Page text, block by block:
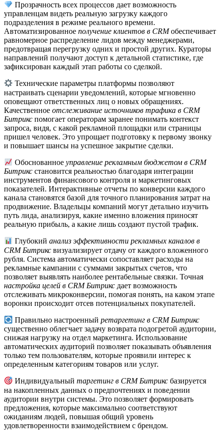
Прозрачность всех процессов дает возможность
управленцам видеть реальную загрузку каждого
подразделения в режиме реального времени.
Автоматизированное получение клиентов в CRMобеспечивает
равномерное распределение лидов между менеджерами,
предотвращая перегрузку одних и простой других. Кураторы
направлений получают доступ к детальной статистике, где
зафиксирован каждый этап работы со сделкой.
Технические параметры платформы позволяют
настраивать сценарии уведомлений, которые мгновенно
оповещают ответственных лиц о новых обращениях.
Качественное отслеживание источников трафика в CRM
Битрикс помогает операторам заранее понимать контекст
запроса, видя, с какой рекламной площадки или страницы
пришел человек. Это упрощает подготовку к первому звонку
и повышает шансы на успешное закрытие сделки.
Обоснованноеуправление рекламным бюджетом в CRM
Битрикс становится реальностью благодаря интеграции
инструментов финансового контроля и маркетинговых
показателей. Интерактивные отчеты по конверсии каждого
канала становятся базой для точного планирования затрат на
продвижение. Владельцы компаний могут детально изучить
путь лида, анализируя, какие именно вложения приносят
реальную прибыль, а какие лишь создают пустой трафик.
Глубокийанализ эффективности рекламных каналов в
CRM Битрикс визуализирует отдачу от каждого вложенного
рубля. Система автоматически сопоставляет расходы на
рекламные кампании с суммами закрытых счетов, что
позволяет выявлять наиболее рентабельные связки. Точная
настройка целей в CRM Битрикс дает возможность
отслеживать микроконверсии, помогая понять, на каком этапе
воронки происходит отсев потенциальных покупателей.
Правильно настроенныйретаргетинг в CRM Битрикс
существенно облегчает задачу возврата подогретой аудитории,
снижая нагрузку на отдел маркетинга. Использование
автоматических аудиторий позволяет показывать объявления
только тем пользователям, которые проявили интерес к
определенным категориям товаров или услуг.
Индивидуальныйтаргетинг в CRM Битрикс базируется
на накопленных данных о предпочтениях и поведении
аудитории внутри системы. Это позволяет формировать
предложения, которые максимально соответствуют
ожиданиям людей, повышая общий уровень
удовлетворенности взаимодействием с брендом.